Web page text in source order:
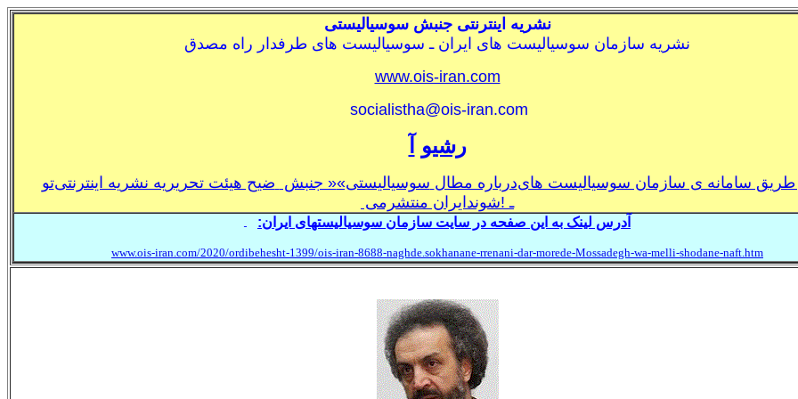
نشريه اينترنتی جنبش سوسياليستی
نشريه سازمان سوسياليست های ايران ـ سوسياليست های طرفدار راه مصدق
www.ois-iran.com
socialistha@ois-iran.com
رشيو
توضيح هيئت تحريريه نشريه اينترنتی « جنبشسوسياليستی» درباره مطالطريق سامانه ی سازمان سوسياليست های
ايران منتشرمی شوند! ـ
آدرس لینک به این صفحه در سايت سازمان سوسياليستهای ايران:
www.ois-iran.com/2020/ordibehesht-1399/ois-iran-8688-naghde.sokhanane-rrenani-dar-morede-Mossadegh-wa-melli-shodane-naft.htm